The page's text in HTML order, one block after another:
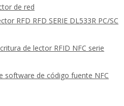
de red
RFD RFD SERIE DL533R PC/SC
de lector RFID NFC serie
software de código fuente NFC